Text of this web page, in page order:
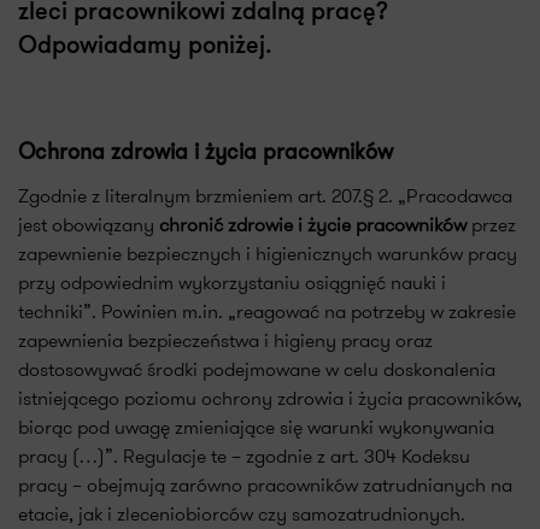
zleci pracownikowi zdalną pracę?
Odpowiadamy poniżej.
Ochrona zdrowia i życia pracowników
Zgodnie z literalnym brzmieniem art. 207.§ 2. „Pracodawca
jest obowiązany chronić zdrowie i życie pracownikówprzez
zapewnienie bezpiecznych i higienicznych warunków pracy
przy odpowiednim wykorzystaniu osiągnięć nauki i
techniki”. Powinien m.in. „reagować na potrzeby w zakresie
zapewnienia bezpieczeństwa i higieny pracy oraz
dostosowywać środki podejmowane w celu doskonalenia
istniejącego poziomu ochrony zdrowia i życia pracowników,
biorąc pod uwagę zmieniające się warunki wykonywania
pracy (…)”. Regulacje te – zgodnie z art. 304 Kodeksu
pracy – obejmują zarówno pracowników zatrudnianych na
etacie, jak i zleceniobiorców czy samozatrudnionych.